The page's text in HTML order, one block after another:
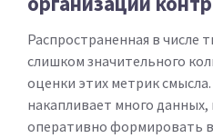
Распространенная в числе
слишком значительного
оценки этих метрик
накапливает много
оперативно формировать